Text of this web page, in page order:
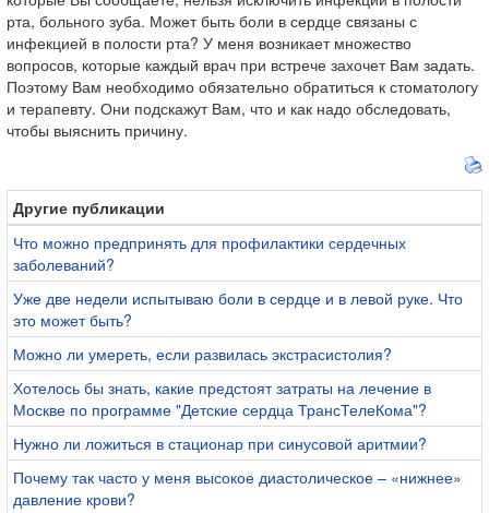
рта, больного зуба. Может быть боли в сердце связаны с
инфекцией в полости рта? У меня возникает множество
вопросов, которые каждый врач при встрече захочет Вам задать.
Поэтому Вам необходимо обязательно обратиться к стоматологу
и терапевту. Они подскажут Вам, что и как надо обследовать,
чтобы выяснить причину.
Другие публикации
Что можно предпринять для профилактики сердечных
заболеваний?
Уже две недели испытываю боли в сердце и в левой руке. Что
это может быть?
Можно ли умереть, если развилась экстрасистолия?
Хотелось бы знать, какие предстоят затраты на лечение в
Москве по программе "Детские сердца ТрансТелеКома"?
Нужно ли ложиться в стационар при синусовой аритмии?
Почему так часто у меня высокое диастолическое – «нижнее»
давление крови?